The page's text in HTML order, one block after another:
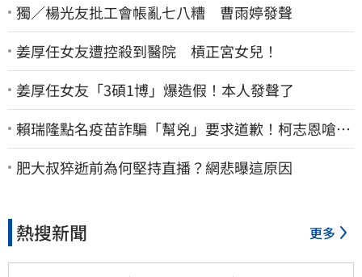
獨／楊光友批工會帳亂七八糟 曹雨婷發聲
姜厚任女友遭控殺到醫院 槓正宮女兒！
姜厚任女友「3碩1博」爆造假！本人發聲了
賴瑞隆點名疫苗詐騙「幫兇」要求道歉！柯志恩嗆1
句被網罵爆
肥大叔猝逝前為何堅持直播？網悲曝這原因
熱搜新聞 更多